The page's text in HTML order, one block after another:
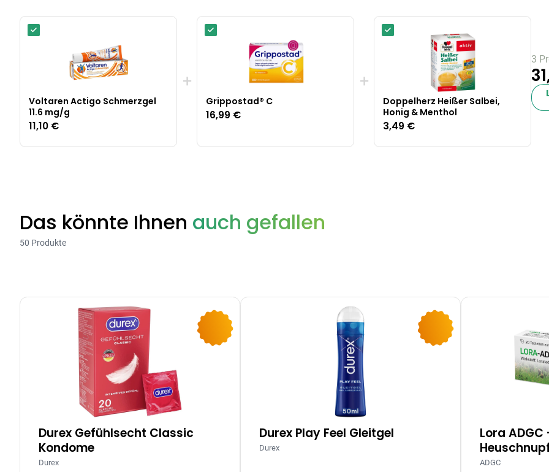
Voltaren Actigo Schmerzgel
11.6 mg/g
11,10 €
+
Grippostad® C
16,99 €
+
Doppelherz Heißer Salbei,
Honig & Menthol
3,49 €
3
Das könnte Ihnen auch gefallen
50 Produkte
Durex Gefühlsecht Classic
Kondome
Durex
Durex Play Feel Gleitgel
Durex
Lora ADGC
ADGC